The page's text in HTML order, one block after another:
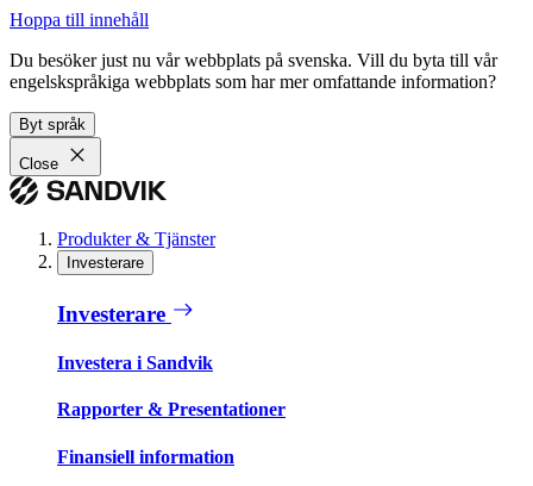
Hoppa till innehåll
Du besöker just nu vår webbplats på svenska. Vill du byta till vår
engelskspråkiga webbplats som har mer omfattande information?
Byt språk
Close
Produkter & Tjänster
Investerare
Investerare
Investera i Sandvik
Rapporter & Presentationer
Finansiell information